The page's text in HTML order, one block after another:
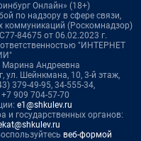
Онлайн» (18+)
по надзору в сфере связи,
коммуникаций (Роскомнадзор)
84675 от 06.02.2023 г.
"ИНТЕРНЕТ
Марина Андреевна
ул. Шейнкмана, 10, 3-й этаж,
379-49-95, 34-555-34,
909 704-57-70
e1@shkulev.ru
и государственных органов:
веб-формой